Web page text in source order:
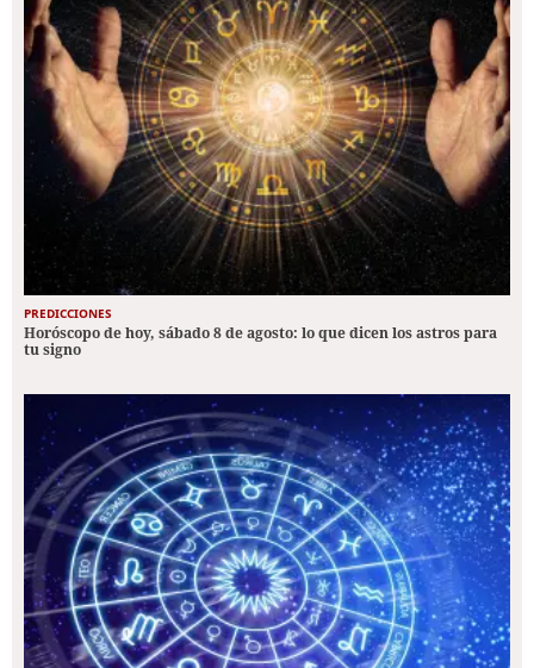
PREDICCIONES
Horóscopo de hoy, sábado 8 de agosto: lo que dicen los astros para
tu signo